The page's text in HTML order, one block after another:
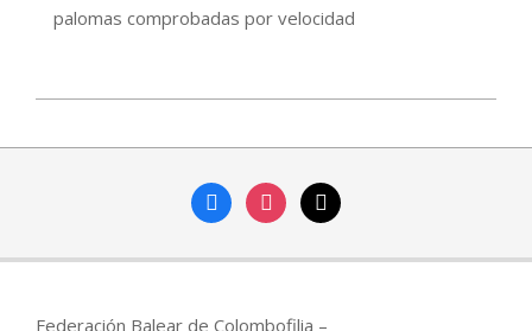
palomas comprobadas por velocidad
02-
facebookinstagram
mail
Federación Balear de Colombofilia –